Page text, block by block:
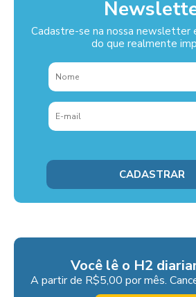
Cadastre-se na nossa newsletter
do que realmente
Você lê o H2
A partir de R$5,00 por mês.